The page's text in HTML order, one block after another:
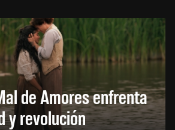
de Amores enfrenta
y revolución